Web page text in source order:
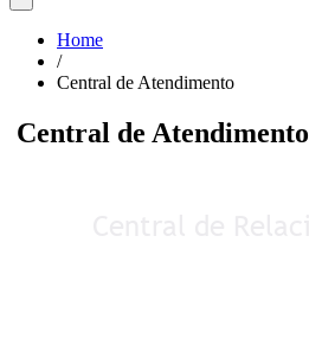
Home
/
Central de Atendimento
Central de Atendimento